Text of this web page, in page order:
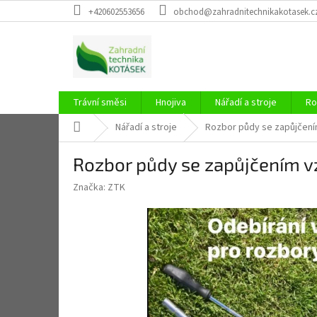
na
+420602553656
Trávní směsi Hnojiva Nářadí a stroje
Domů Nářadí a stroje Rozbor půdy se
Rozbor půdy se zapůjčením
Značka: ZTK